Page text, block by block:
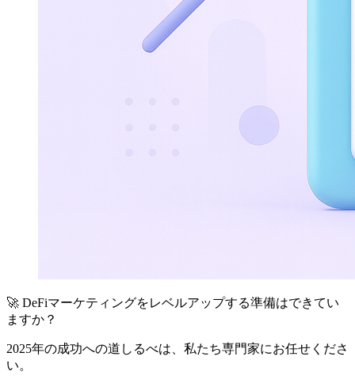
🚀 DeFiマーケティングをレベルアップする準備はできてい
ますか？
2025年の成功への道しるべは、私たち専門家にお任せくださ
い。